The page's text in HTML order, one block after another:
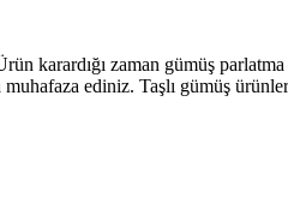
karardığı zaman gümüş
ediniz. Taşlı gümüş